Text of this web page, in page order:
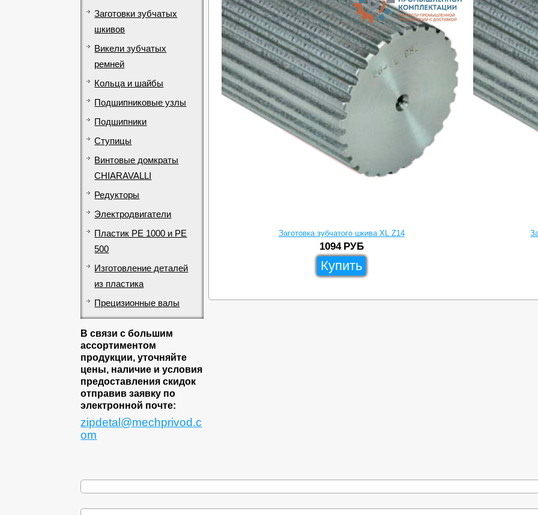
Заготовки зубчатых
шкивов
Викели зубчатых
ремней
Кольца и шайбы
Подшипниковые узлы
Подшипники
Ступицы
Винтовые домкраты
CHIARAVALLI
Редукторы
Электродвигатели
Пластик PE 1000 и PE
500
Изготовление деталей
из пластика
Прецизионные валы
В связи с большим
ассортиментом
продукции, уточняйте
цены, наличие и условия
предоставления скидок
отправив заявку по
электронной почте:
zipdetal@mechprivod.c
om
Заготовка зубчатого шкива XL Z14
1094 РУБ
Купить